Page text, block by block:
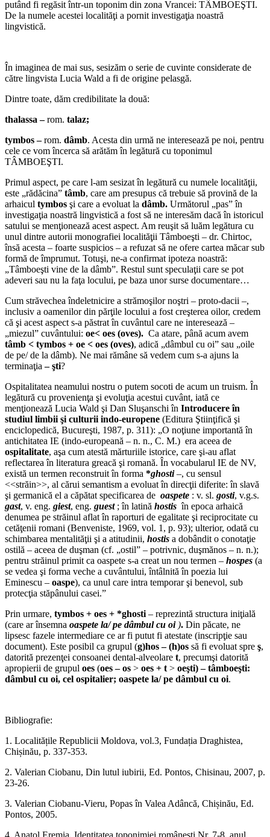
putând fi regăsit într-un toponim din zona Vrancei: TÂMBOEŞTI.
De la numele acestei localităţi a pornit investigaţia noastră
lingvistică.
În imaginea de mai sus, sesizăm o serie de cuvinte considerate de
către lingvista Lucia Wald a fi de origine pelasgă.
Dintre toate, dăm credibilitate la două:
thalassa –rom. talaz;
tymbos –rom. dâmb. Acesta din urmă ne interesează pe noi, pentru
cele ce vom încerca să arătăm în legătură cu toponimul
TÂMBOEŞTI.
Primul aspect, pe care l-am sesizat în legătură cu numele localităţii,
este „rădăcina” tâmb, care am presupus că trebuie să provină de la
arhaicul tymbos şi care a evoluat la dâmb. Următorul „pas” în
investigaţia noastră lingvistică a fost să ne interesăm dacă în istoricul
satului se menţionează acest aspect. Am reuşit să luăm legătura cu
unul dintre autorii monografiei localităţii Tâmboeşti – dr. Chirtoc,
însă acesta – foarte suspicios – a refuzat să ne ofere cartea măcar sub
formă de împrumut. Totuşi, ne-a confirmat ipoteza noastră:
„Tâmboeşti vine de la dâmb”. Restul sunt speculaţii care se pot
adeveri sau nu la faţa locului, pe baza unor surse documentare…
Cum străvechea îndeletnicire a strămoşilor noştri – proto-dacii –,
inclusiv a oamenilor din părţile locului a fost creşterea oilor, credem
că şi acest aspect s-a păstrat în cuvântul care ne interesează –
„miezul” cuvântului: oe< oes (oves). Ca atare, până acum avem
tâmb < tymbos + oe < oes (oves), adică „dâmbul cu oi” sau „oile
de pe/ de la dâmb). Ne mai rămâne să vedem cum s-a ajuns la
terminaţia– şti?
Ospitalitatea neamului nostru o putem socoti de acum un truism. În
legătură cu provenienţa şi evoluţia acestui cuvânt, iată ce
menţionează Lucia Wald şi Dan Sluşanschi în Introducere în
studiul limbii şi culturii indo-europene (Editura Ştiinţifică şi
enciclopedică, Bucureşti, 1987, p. 311): „O noţiune importantă în
antichitatea IE (indo-europeană – n. n., C. M.) era aceea de
ospitalitate, aşa cum atestă mărturiile istorice, care şi-au aflat
reflectarea în literatura greacă şi romană. În vocabularul IE de NV,
există un termen reconstruit în forma *ghosti–, cu sensul
<<străin>>, al cărui semantism a evoluat în direcţii diferite: în slavă
şi germanică el a căpătat specificarea de oaspete : v. sl. gosti, v.g.s.
gast, v. eng. giest, eng. guest ; în latină hostis în epoca arhaică
denumea pe străinul aflat în raporturi de egalitate şi reciprocitate cu
cetăţenii romani (Benveniste, 1969, vol. 1, p. 93); ulterior, odată cu
schimbarea mentalităţii şi a atitudinii, hostis a dobândit o conotaţie
ostilă – aceea de duşman (cf. „ostil” – potrivnic, duşmănos – n. n.);
pentru străinul primit ca oaspete s-a creat un nou termen – hospes (a
se vedea şi forma veche a cuvântului, întâlnită în poezia lui
Eminescu – oaspe), ca unul care intra temporar şi benevol, sub
protecţia stăpânului casei.”
Prin urmare, tymbos + oes + *ghosti – reprezintă structura iniţială
(care ar însemna oaspete la/ pe dâmbul cu oi ). Din păcate, ne
lipsesc fazele intermediare ce ar fi putut fi atestate (inscripţie sau
document). Este posibil ca grupul (g)hos – (h)os să fi evoluat spre ş,
datorită prezenţei consoanei dental-alveolare t, precumşi datorită
apropierii de grupul oes (oes – os > oes + t > oeşti) – tâmboeşti:
dâmbul cu oi, cel ospitalier; oaspete la/ pe dâmbul cu oi.
Bibliografie:
1. Localitățile Republicii Moldova, vol.3, Fundația Draghistea,
Chișinău, p. 337-353.
2. Valerian Ciobanu, Din lutul iubirii, Ed. Pontos, Chisinau, 2007, p.
23-26.
3. Valerian Ciobanu-Vieru, Popas în Valea Adâncă, Chișinău, Ed.
Pontos, 2005.
4. Anatol Eremia, Identitatea toponimiei româneşti Nr. 7-8, anul